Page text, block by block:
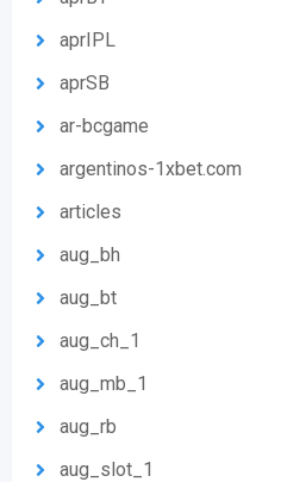
aprIPL
aprSB
ar-bcgame
argentinos-1xbet.com
articles
aug_bh
aug_bt
aug_ch_1
aug_mb_1
aug_rb
aug_slot_1